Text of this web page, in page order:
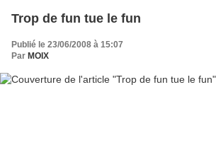
Trop de fun tue le fun
Publié le 23/06/2008 à 15:07
Par MOIX